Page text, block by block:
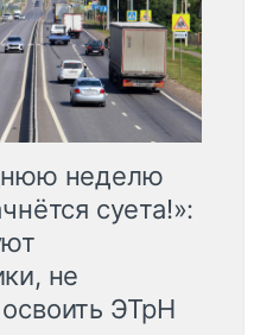
неделю
суета!»:
не
ЭТрН